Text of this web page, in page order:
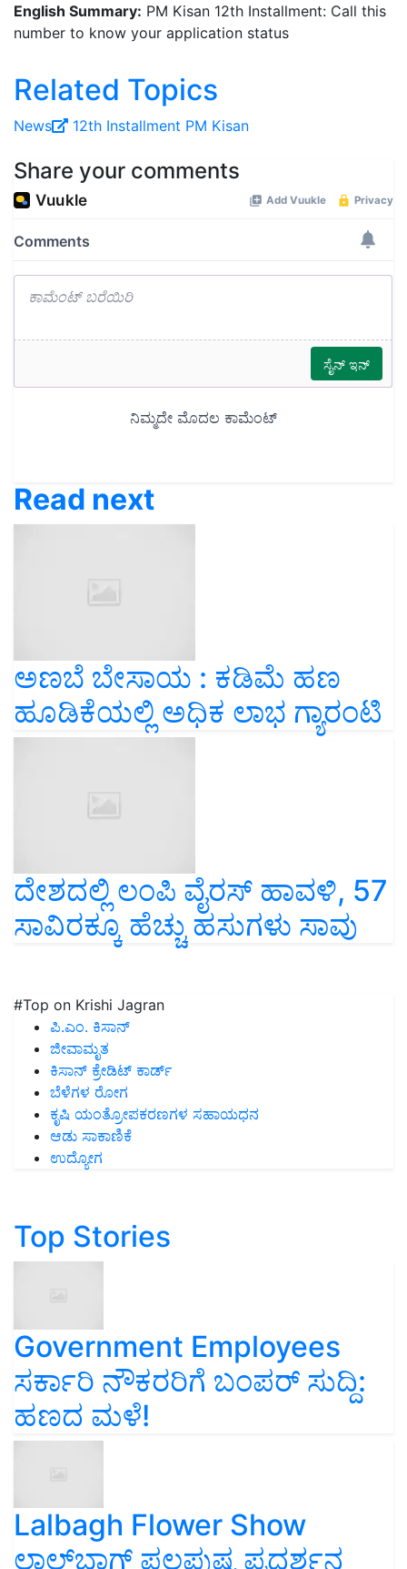
English Summary: PM Kisan 12th Installment: Call this
number to know your application status
Related Topics
News 12th Installment PM Kisan
Share your comments
Read next
ಅಣಬೆ ಬೇಸಾಯ : ಕಡಿಮೆ ಹಣ
ಹೂಡಿಕೆಯಲ್ಲಿ ಅಧಿಕ ಲಾಭ ಗ್ಯಾರಂಟಿ
ದೇಶದಲ್ಲಿ ಲಂಪಿ ವೈರಸ್ ಹಾವಳಿ, 57
ಸಾವಿರಕ್ಕೂ ಹೆಚ್ಚು ಹಸುಗಳು ಸಾವು
#Top on Krishi Jagran
ಪಿ.ಎಂ. ಕಿಸಾನ್
ಜೀವಾಮೃತ
ಕಿಸಾನ್ ಕ್ರೇಡಿಟ್ ಕಾರ್ಡ್
ಬೆಳೆಗಳ ರೋಗ
ಕೃಷಿ ಯಂತ್ರೋಪಕರಣಗಳ ಸಹಾಯಧನ
ಆಡು ಸಾಕಾಣಿಕೆ
ಉದ್ಯೋಗ
Top Stories
Government Employees
ಸರ್ಕಾರಿ ನೌಕರರಿಗೆ ಬಂಪರ್‌ ಸುದ್ದಿ:
ಹಣದ ಮಳೆ!
Lalbagh Flower Show
ಲಾಲ್‌ಬಾಗ್ ಫಲಪುಷ್ಪ ಪ್ರದರ್ಶನ